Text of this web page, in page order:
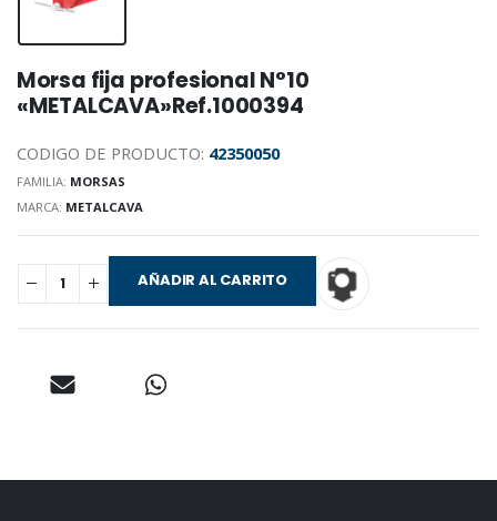
Morsa fija profesional N°10
«METALCAVA»Ref.1000394
CODIGO DE PRODUCTO: 42350050
FAMILIA: MORSAS
MARCA: METALCAVA
AÑADIR AL CARRITO